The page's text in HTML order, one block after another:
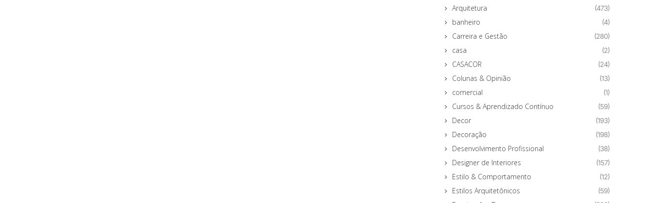
Arquitetura (473)
banheiro (4)
Carreira e Gestão (280)
casa (2)
CASACOR (24)
Colunas & Opinião (13)
comercial (1)
Cursos & Aprendizado Contínuo (59)
Decor (193)
Decoração (198)
Desenvolvimento Profissional (38)
Designer de Interiores (157)
Estilo & Comportamento (12)
Estilos Arquitetônicos (59)